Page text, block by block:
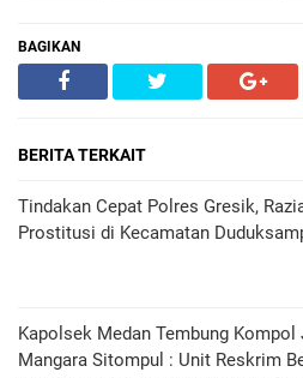
BAGIKAN
BERITA TERKAIT
Tindakan Cepat Polres Gresik,
Prostitusi di Kecamatan
Kapolsek Medan Tembung Kompol
Mangara Sitompul : Unit Reskrim